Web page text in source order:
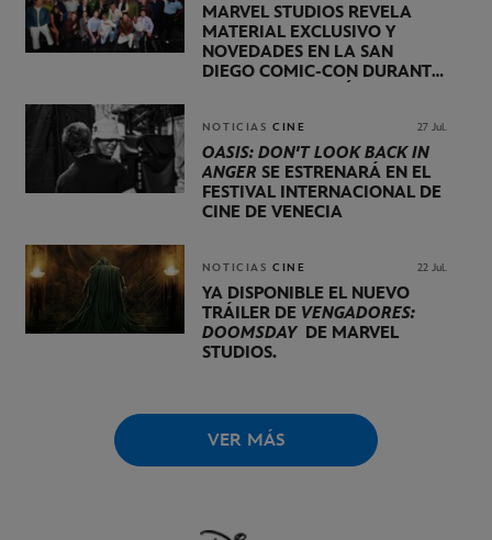
MARVEL STUDIOS REVELA
MATERIAL EXCLUSIVO Y
NOVEDADES EN LA SAN
DIEGO COMIC-CON DURANTE
NOTICIAS CINE 27 Jul.
OASIS: DON'T LOOK BACK IN
ANGER SE ESTRENARÁ EN EL
FESTIVAL INTERNACIONAL DE
CINE DE VENECIA
NOTICIAS CINE 22 Jul.
YA DISPONIBLE EL NUEVO
TRÁILER DE VENGADORES:
DOOMSDAYDE MARVEL
STUDIOS.
VER MÁS